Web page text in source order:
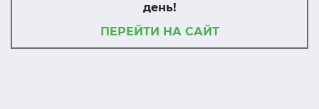
день!
ПЕРЕЙТИ НА САЙТ